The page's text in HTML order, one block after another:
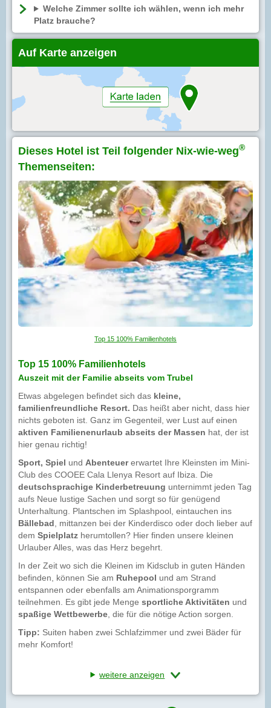
Welche Zimmer sollte ich wählen, wenn ich mehr
Platz brauche?
Auf Karte anzeigen
Dieses Hotel ist Teil folgender Nix-wie-weg®
Themenseiten:
Top 15 100% Familienhotels
Top 15 100% Familienhotels
Auszeit mit der Familie abseits vom Trubel
Etwas abgelegen befindet sich das kleine,
familienfreundliche Resort. Das heißt aber nicht, dass hier
nichts geboten ist. Ganz im Gegenteil, wer Lust auf einen
aktiven Familienenurlaub abseits der Massen hat, der ist
hier genau richtig!
Sport, Spiel und Abenteuererwartet Ihre Kleinsten im Mini-
Club des COOEE Cala Llenya Resort auf Ibiza. Die
deutschsprachige Kinderbetreuung unternimmt jeden Tag
aufs Neue lustige Sachen und sorgt so für genügend
Unterhaltung. Plantschen im Splashpool, eintauchen ins
Bällebad , mittanzen bei der Kinderdisco oder doch lieber auf
dem Spielplatz herumtollen? Hier finden unsere kleinen
Urlauber Alles, was das Herz begehrt.
In der Zeit wo sich die Kleinen im Kidsclub in guten Händen
befinden, können Sie am Ruhepool und am Strand
entspannen oder ebenfalls am Animationsporgramm
teilnehmen. Es gibt jede Menge sportliche Aktivitäten und
spaßige Wettbewerbe , die für die nötige Action sorgen.
Tipp: Suiten haben zwei Schlafzimmer und zwei Bäder für
mehr Komfort!
weitere anzeigen